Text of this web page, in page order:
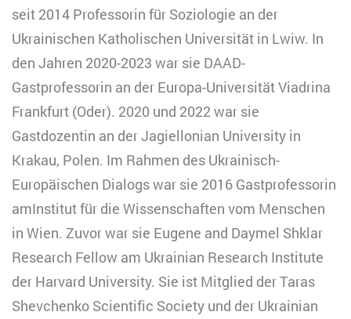
seit 2014 Professorin für Soziologie an der
Ukrainischen Katholischen Universität in Lwiw. In
den Jahren 2020-2023 war sie DAAD-
Gastprofessorin an der Europa-Universität Viadrina
Frankfurt (Oder). 2020 und 2022 war sie
Gastdozentin an der Jagiellonian University in
Krakau, Polen. Im Rahmen des Ukrainisch-
Europäischen Dialogs war sie 2016 Gastprofessorin
amInstitut für die Wissenschaften vom Menschen
in Wien. Zuvor war sie Eugene and Daymel Shklar
Research Fellow am Ukrainian Research Institute
der Harvard University. Sie ist Mitglied der Taras
Shevchenko Scientific Society und der Ukrainian